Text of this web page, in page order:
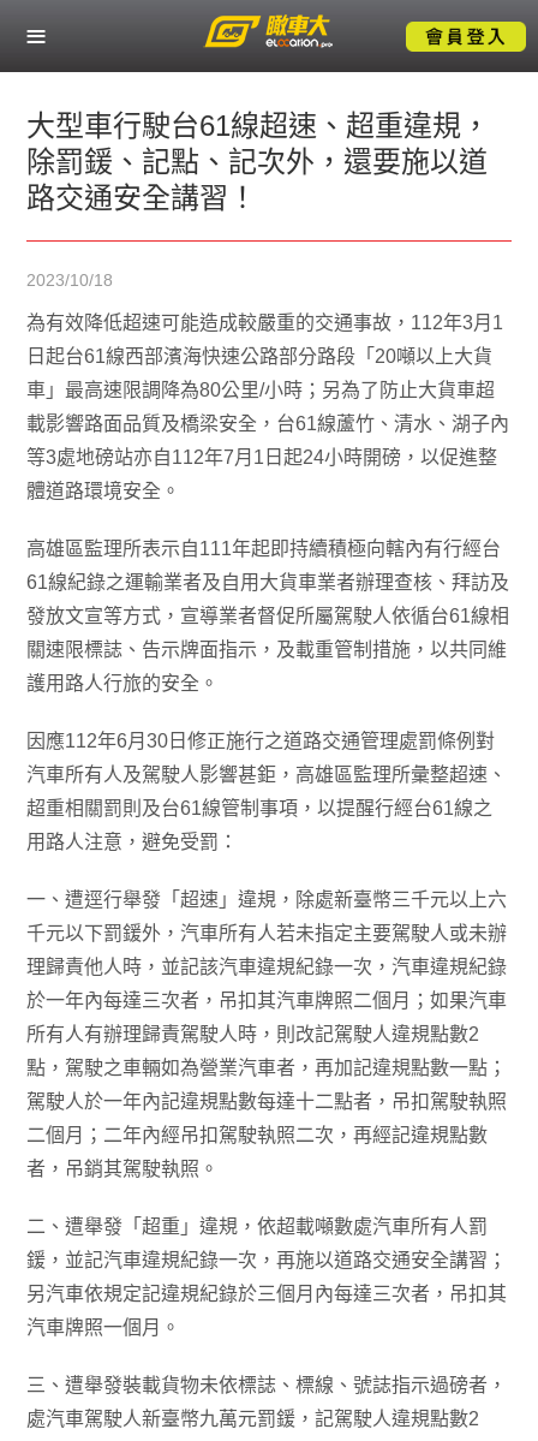
關於瞰車大
產業解決方案
成功案例
技術支援
聯絡我們
大型車行駛台61線超速、超重違規，
除罰鍰、記點、記次外，還要施以道
路交通安全講習！
2023/10/18
為有效降低超速可能造成較嚴重的交通事故，112年3月1
日起台61線西部濱海快速公路部分路段「20噸以上大貨
車」最高速限調降為80公里/小時；另為了防止大貨車超
載影響路面品質及橋梁安全，台61線蘆竹、清水、湖子內
等3處地磅站亦自112年7月1日起24小時開磅，以促進整
體道路環境安全。
高雄區監理所表示自111年起即持續積極向轄內有行經台
61線紀錄之運輸業者及自用大貨車業者辦理查核、拜訪及
發放文宣等方式，宣導業者督促所屬駕駛人依循台61線相
關速限標誌、告示牌面指示，及載重管制措施，以共同維
護用路人行旅的安全。
因應112年6月30日修正施行之道路交通管理處罰條例對
汽車所有人及駕駛人影響甚鉅，高雄區監理所彙整超速、
超重相關罰則及台61線管制事項，以提醒行經台61線之
用路人注意，避免受罰：
一、遭逕行舉發「超速」違規，除處新臺幣三千元以上六
千元以下罰鍰外，汽車所有人若未指定主要駕駛人或未辦
理歸責他人時，並記該汽車違規紀錄一次，汽車違規紀錄
於一年內每達三次者，吊扣其汽車牌照二個月；如果汽車
所有人有辦理歸責駕駛人時，則改記駕駛人違規點數2
點，駕駛之車輛如為營業汽車者，再加記違規點數一點；
駕駛人於一年內記違規點數每達十二點者，吊扣駕駛執照
二個月；二年內經吊扣駕駛執照二次，再經記違規點數
者，吊銷其駕駛執照。
二、遭舉發「超重」違規，依超載噸數處汽車所有人罰
鍰，並記汽車違規紀錄一次，再施以道路交通安全講習；
另汽車依規定記違規紀錄於三個月內每達三次者，吊扣其
汽車牌照一個月。
三、遭舉發裝載貨物未依標誌、標線、號誌指示過磅者，
處汽車駕駛人新臺幣九萬元罰鍰，記駕駛人違規點數2